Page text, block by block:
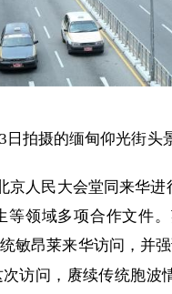
日拍摄的缅甸仰光街头
京人民大会堂同来华
领域多项合作文件
敏昂莱来华访问，并
访问，赓续传统胞波